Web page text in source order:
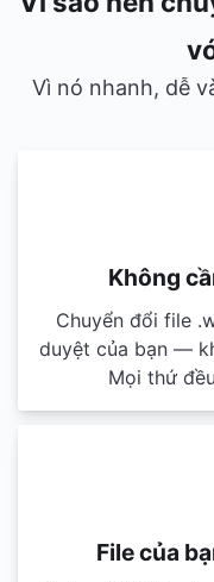
Vì nó nhanh, dễ
Không
Chuyển đổi file
duyệt của bạn —
Mọi thứ
File của